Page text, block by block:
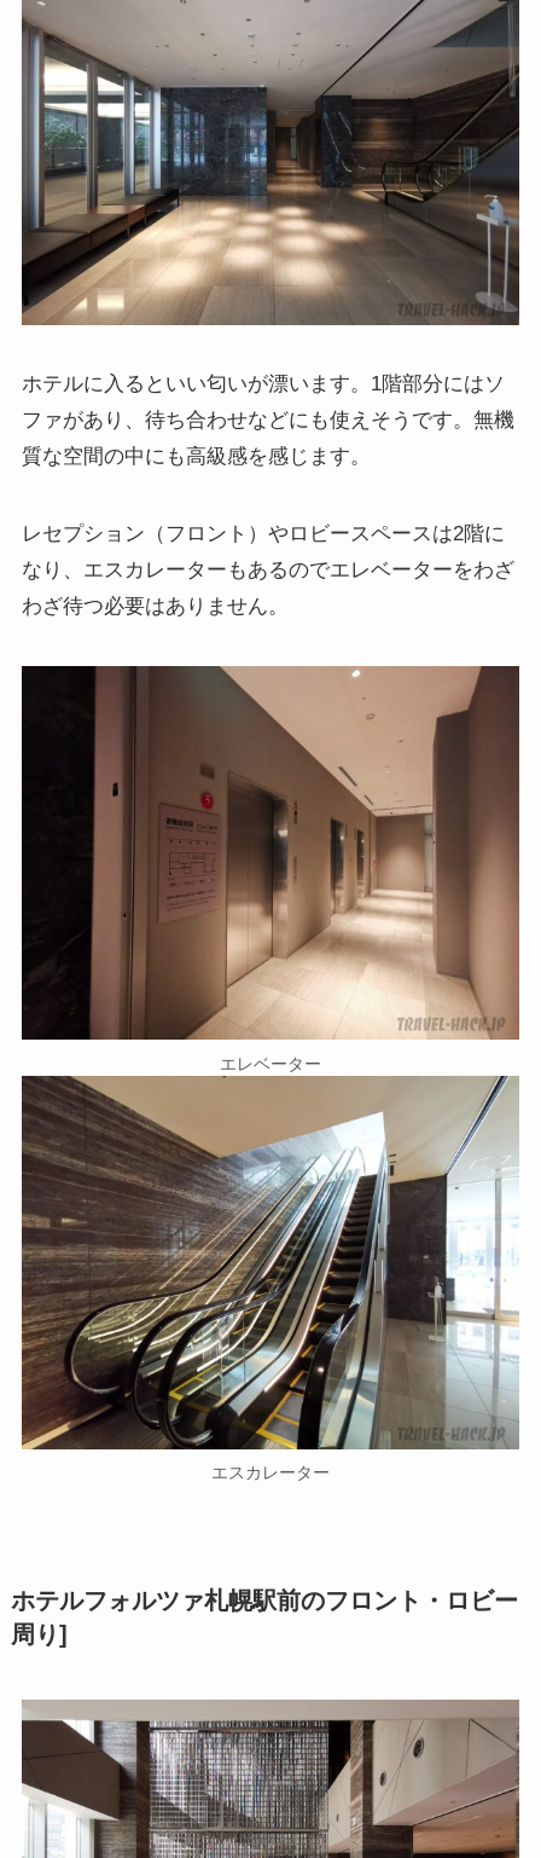
ホテルに入るといい匂いが漂います。1階部分にはソ
ファがあり、待ち合わせなどにも使えそうです。無機
質な空間の中にも高級感を感じます。
レセプション（フロント）やロビースペースは2階に
なり、エスカレーターもあるのでエレベーターをわざ
わざ待つ必要はありません。
エレベーター
エスカレーター
ホテルフォルツァ札幌駅前のフロント・ロビー
周り]